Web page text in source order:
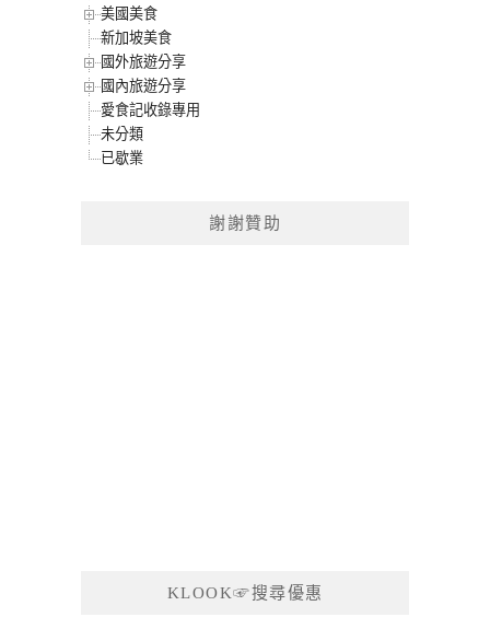
美國美食
新加坡美食
國外旅遊分享
國內旅遊分享
愛食記收錄專用
未分類
已歇業
謝謝贊助
KLOOK☞搜尋優惠